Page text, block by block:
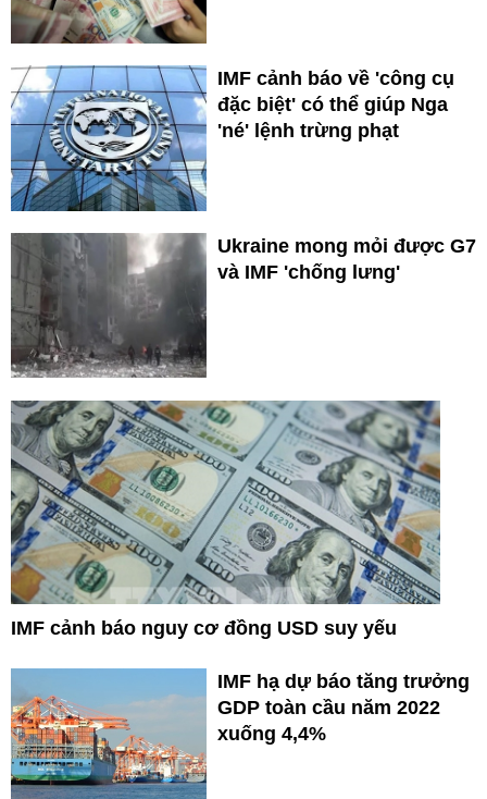
IMF cảnh báo về 'công cụ
đặc biệt' có thể giúp Nga
'né' lệnh trừng phạt
Ukraine mong mỏi được G7
và IMF 'chống lưng'
IMF cảnh báo nguy cơ đồng USD suy yếu
IMF hạ dự báo tăng trưởng
GDP toàn cầu năm 2022
xuống 4,4%